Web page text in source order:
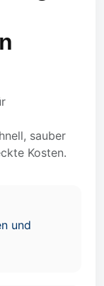
sauber
Kosten.
und